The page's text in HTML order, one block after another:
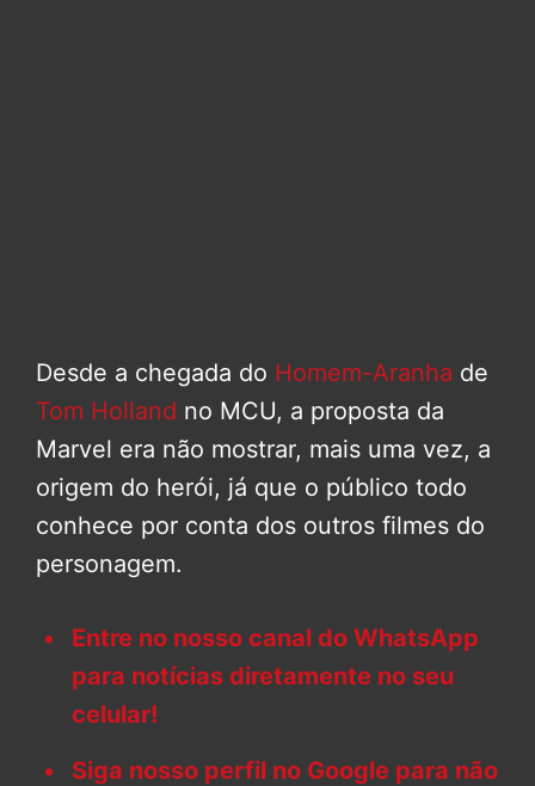
Desde a chegada do Homem-Aranha de
Tom Holland no MCU, a proposta da
Marvel era não mostrar, mais uma vez, a
origem do herói, já que o público todo
conhece por conta dos outros filmes do
personagem.
Entre no nosso canal do WhatsApp
para notícias diretamente no seu
celular!
Siga nosso perfil no Google para não